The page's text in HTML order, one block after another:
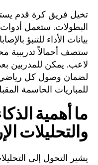
تخيل فريق كرة قدم
البطولات. ستعمل أدوات
بيانات الأداء للتنبؤ
ستصف أحمالاً تدريبية
لاعب. يمكن للمدربين
لضمان وصول كل رياضي
للمباريات الحاسمة
ما أهمية
والتحليلات